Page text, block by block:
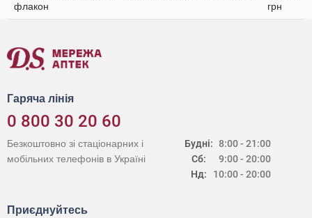
флакон
грн
Гаряча лінія
0 800 30 20 60
Будні:
Сб:
Нд:
8:00 - 21:00
9:00 - 20:00
10:00 - 20:00
Безкоштовно зі стаціонарних і
мобільних телефонів в Україні
Приєднуйтесь